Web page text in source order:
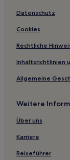
Datenschutz
Cookies
Rechtliche
Inhaltsrichtlinien
Allgemeine
Weitere
Über uns
Karriere
Reiseführer